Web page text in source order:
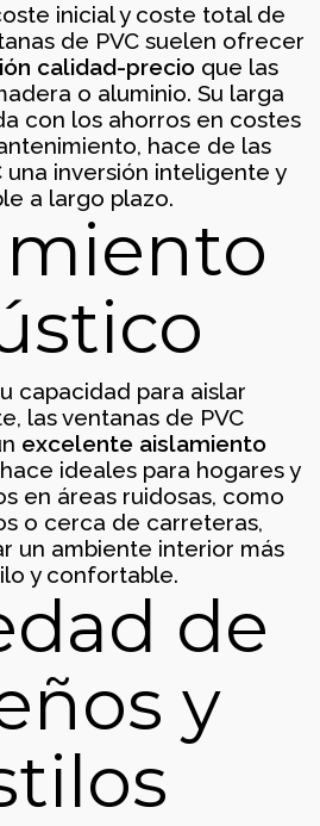
en Arcosur,
Zaragoza
Techos
oficinas, Zaragoza
inicial y coste total de
de PVC suelen ofrecer
calidad-precio que las
o aluminio. Su larga
con los ahorros en costes
hace de las
una inversión inteligente y
a largo plazo.
capacidad para aislar
las ventanas de PVC
excelente aislamiento
ideales para hogares y
en áreas ruidosas, como
o cerca de carreteras,
un ambiente interior más
y confortable.
de
y